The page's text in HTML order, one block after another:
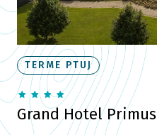
TERME PTUJ
Grand Hotel Primus